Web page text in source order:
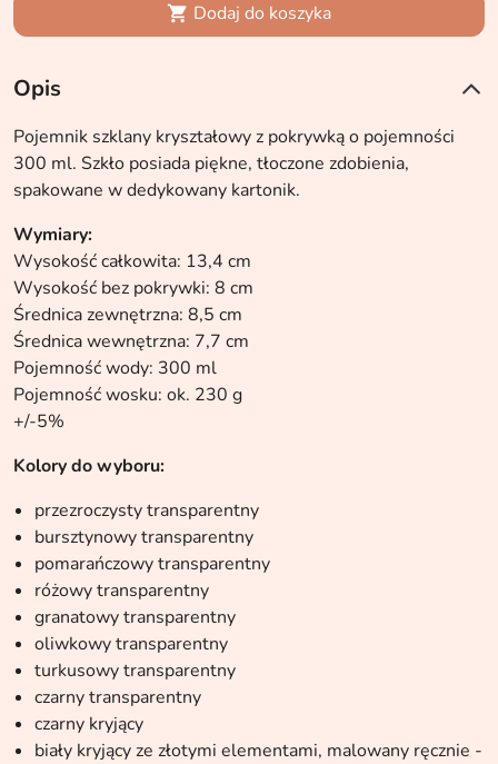
 Dodaj do koszyka
Opis
Pojemnik szklany kryształowy z pokrywką o pojemności
300 ml. Szkło posiada piękne, tłoczone zdobienia,
spakowane w dedykowany kartonik.
Wymiary:
Wysokość całkowita: 13,4 cm
Wysokość bez pokrywki: 8 cm
Średnica zewnętrzna: 8,5 cm
Średnica wewnętrzna: 7,7 cm
Pojemność wody: 300 ml
Pojemność wosku: ok. 230 g
+/-5%
Kolory do wyboru:
przezroczysty transparentny
bursztynowy transparentny
pomarańczowy transparentny
różowy transparentny
granatowy transparentny
oliwkowy transparentny
turkusowy transparentny
czarny transparentny
czarny kryjący
biały kryjący ze złotymi elementami, malowany ręcznie -